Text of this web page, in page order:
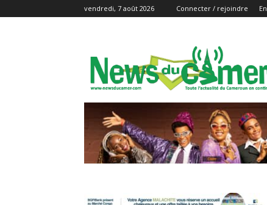
vendredi, 7 août 2026 Connecter / rejoindre